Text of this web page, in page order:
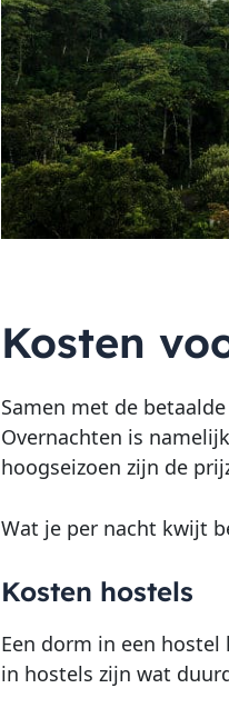
Kosten
Samen met de
Overnachten is
hoogseizoen zijn de
Wat je per nacht kwijt
Kosten hostels
Een dorm in een hostel
in hostels zijn wat